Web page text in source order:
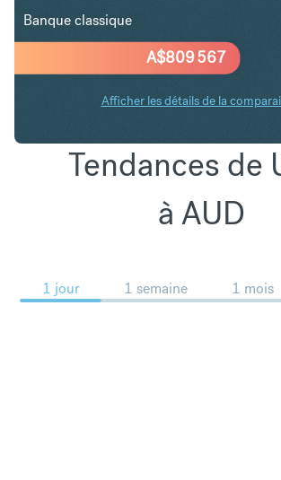
A$809 567
Banque classique
Afficher les détails de la
Tendances de
à AUD
1 jour 1 semaine 1 mois